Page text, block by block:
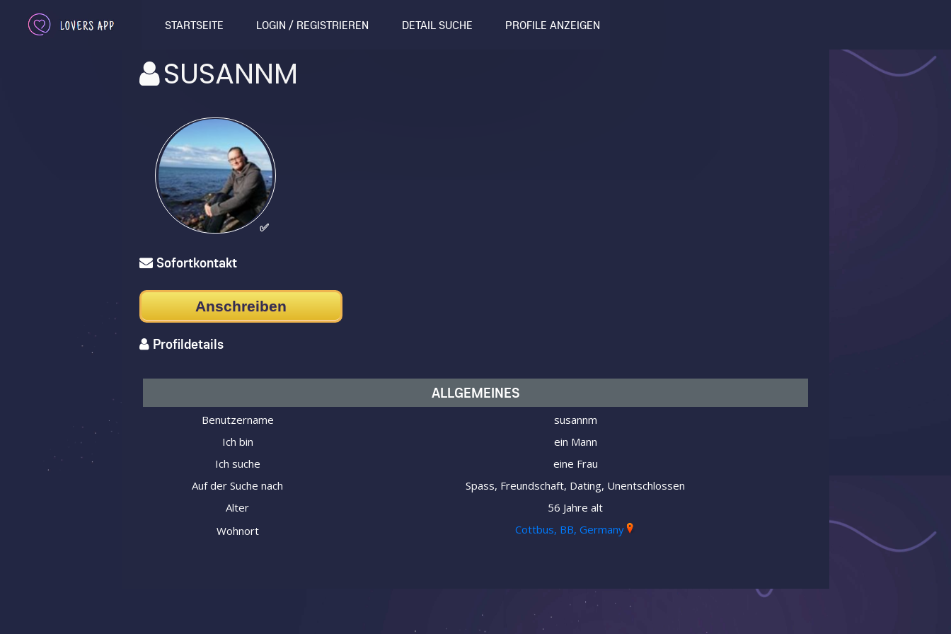
STARTSEITE LOGIN / REGISTRIEREN DETAIL SUCHE PROFILE ANZEIGEN
SUSANNM
✅
Sofortkontakt
Anschreiben
Profildetails
ALLGEMEINES
Benutzername
susannm
Ich bin
ein Mann
Ich suche
eine Frau
Auf der Suche nach
Spass, Freundschaft, Dating, Unentschlossen
Alter
56 Jahre alt
Wohnort
Cottbus, BB, Germany